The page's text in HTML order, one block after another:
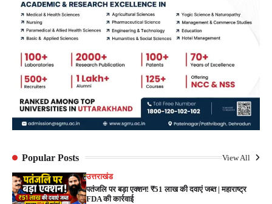
Popular Posts View All
उत्तराखंड
पतंजलि पर बड़ा एक्शन! ₹51 लाख की दवाएं जब्त | महाराष्ट्र
FDA की कार्रवाई